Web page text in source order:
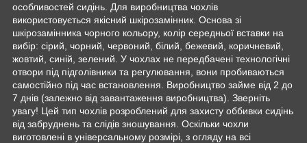
особливостей сидінь. Для виробництва чохлів
використовується якісний шкірозамінник. Основа зі
шкірозамінника чорного кольору, колір середньої вставки на
вибір: сірий, чорний, червоний, білий, бежевий, коричневий,
жовтий, синій, зелений. У чохлах не передбачені технологічні
отвори під підголівники та регулювання, вони пробиваються
самостійно під час встановлення. Виробництво займе від 2 до
7 днів (залежно від завантаження виробництва). Зверніть
увагу! Цей тип чохлів розроблений для захисту оббивки сидінь
від забруднень та слідів зношування. Оскільки чохли
виготовлені в універсальному розмірі, з огляду на всі